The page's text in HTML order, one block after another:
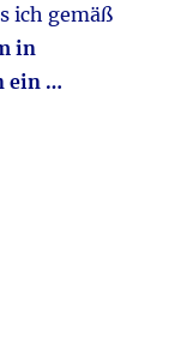
ich gemäß
in
ein …